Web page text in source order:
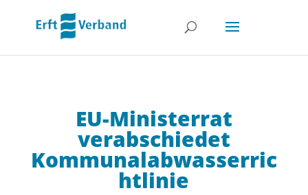
EU-Ministerrat
verabschiedet
Kommunalabwasserric
htlinie